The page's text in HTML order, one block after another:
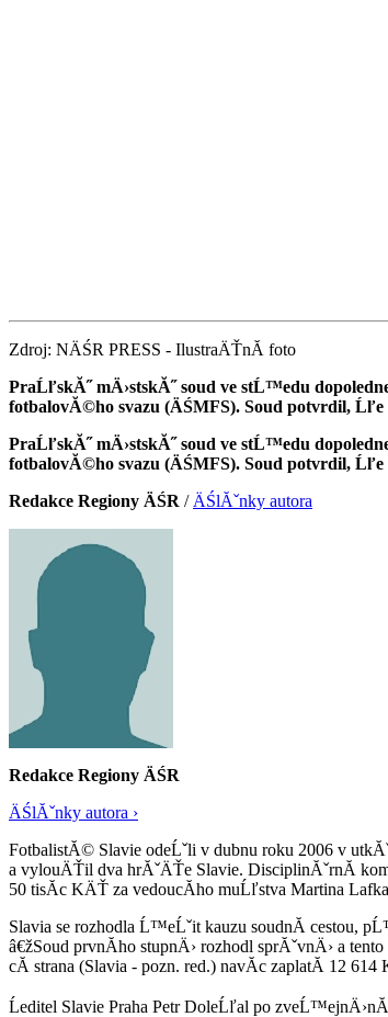
Zdroj: NÄŚR PRESS - IlustraÄŤnĂ­ foto
PraĹľskĂ˝ mÄ›stskĂ˝ soud ve stĹ™edu
fotbalovĂ©ho svazu (ÄŚMFS). Soud potvrdil,
PraĹľskĂ˝ mÄ›stskĂ˝ soud ve stĹ™edu
fotbalovĂ©ho svazu (ÄŚMFS). Soud potvrdil,
Redakce Regiony ÄŚR / ÄŚlĂˇnky autora
Redakce Regiony ÄŚR
ÄŚlĂˇnky autora ›
FotbalistĂ© Slavie odeĹˇli v dubnu roku 2006 v
a vylouÄŤil dva hrĂˇÄŤe Slavie. DisciplinĂˇrnĂ­
50 tisĂ­c KÄŤ za vedoucĂ­ho muĹľstva Martina
Slavia se rozhodla Ĺ™eĹˇit kauzu soudnĂ­ cestou,
â€žSoud prvnĂ­ho stupnÄ› rozhodl sprĂˇvnÄ› a
cĂ­ strana (Slavia - pozn. red.) navĂ­c zaplatĂ­ 12
Ĺeditel Slavie Praha Petr DoleĹľal po